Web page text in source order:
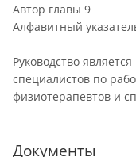
Автор главы 9
Алфавитный
Руководство
специалистов по
физиотерапевтов и
Документы